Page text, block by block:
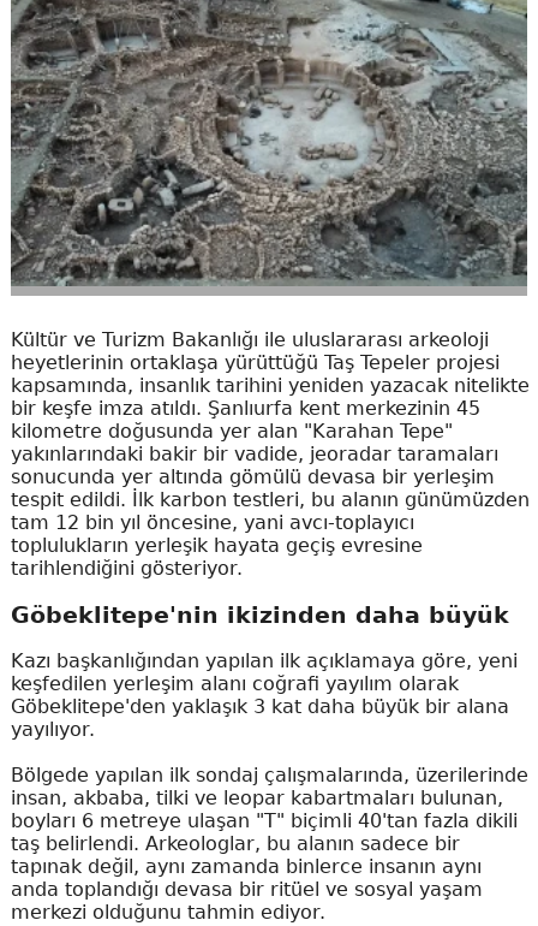
Kültür ve Turizm Bakanlığı ile uluslararası arkeoloji
heyetlerinin ortaklaşa yürüttüğü Taş Tepeler projesi
kapsamında, insanlık tarihini yeniden yazacak nitelikte
bir keşfe imza atıldı. Şanlıurfa kent merkezinin 45
kilometre doğusunda yer alan "Karahan Tepe"
yakınlarındaki bakir bir vadide, jeoradar taramaları
sonucunda yer altında gömülü devasa bir yerleşim
tespit edildi. İlk karbon testleri, bu alanın günümüzden
tam 12 bin yıl öncesine, yani avcı-toplayıcı
toplulukların yerleşik hayata geçiş evresine
tarihlendiğini gösteriyor.
Göbeklitepe'nin ikizinden daha büyük
Kazı başkanlığından yapılan ilk açıklamaya göre, yeni
keşfedilen yerleşim alanı coğrafi yayılım olarak
Göbeklitepe'den yaklaşık 3 kat daha büyük bir alana
yayılıyor.
Bölgede yapılan ilk sondaj çalışmalarında, üzerilerinde
insan, akbaba, tilki ve leopar kabartmaları bulunan,
boyları 6 metreye ulaşan "T" biçimli 40'tan fazla dikili
taş belirlendi. Arkeologlar, bu alanın sadece bir
tapınak değil, aynı zamanda binlerce insanın aynı
anda toplandığı devasa bir ritüel ve sosyal yaşam
merkezi olduğunu tahmin ediyor.